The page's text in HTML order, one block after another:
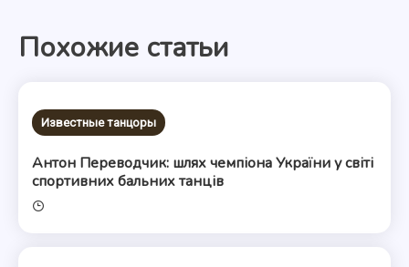
записям
Похожие статьи
Известные танцоры
Антон Переводчик: шлях чемпіона України у світі
спортивних бальних танців